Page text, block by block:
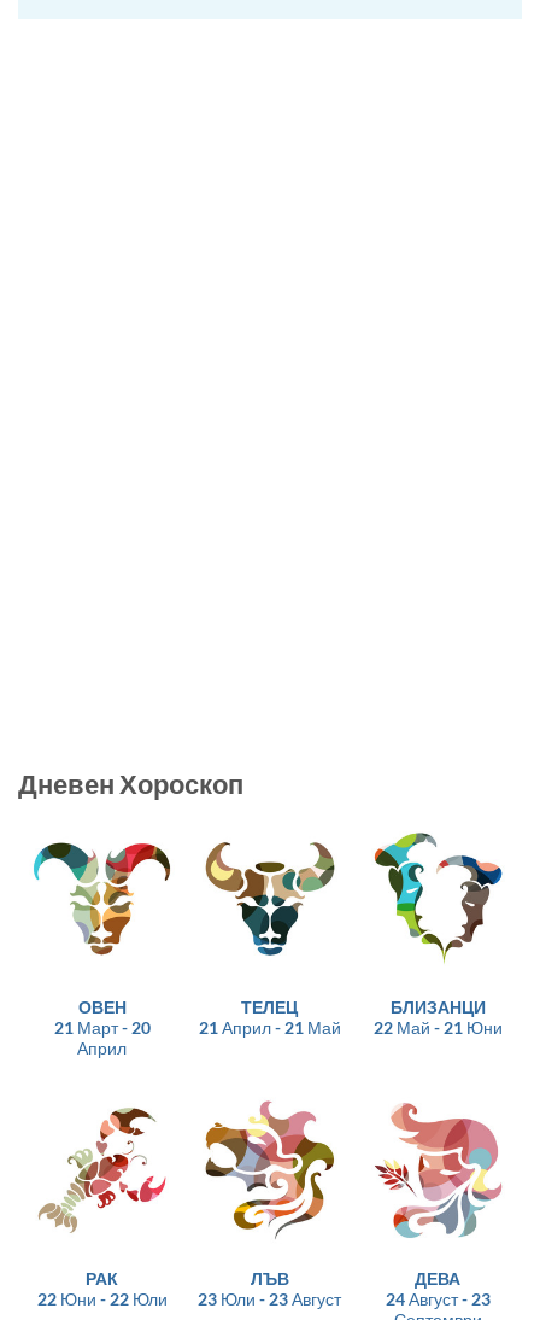
Дневен Хороскоп
ОВЕН
21 Март - 20
Април
ТЕЛЕЦ
21 Април - 21 Май
БЛИЗАНЦИ
22 Май - 21 Юни
РАК
22 Юни - 22 Юли
ЛЪВ
23 Юли - 23 Август
ДЕВА
24 Август - 23